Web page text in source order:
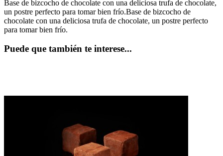
Base de bizcocho de chocolate con una deliciosa trufa de chocolate,
un postre perfecto para tomar bien frío.Base de bizcocho de
chocolate con una deliciosa trufa de chocolate, un postre perfecto
para tomar bien frío.
Puede que también te interese...